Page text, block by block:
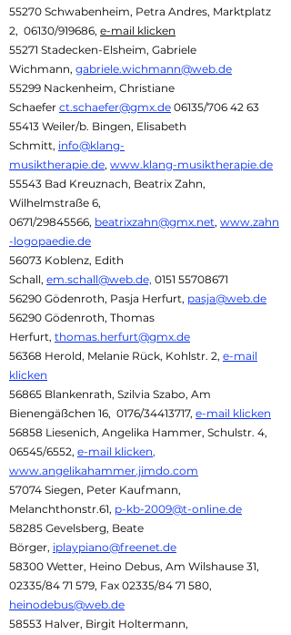
55270 Schwabenheim, Petra Andres, Marktplatz
2, 06130/919686, e-mail klicken
55271 Stadecken-Elsheim, Gabriele
Wichmann, gabriele.wichmann@web.de
55299 Nackenheim, Christiane
Schaefer ct.schaefer@gmx.de 06135/706 42 63
55413 Weiler/b. Bingen, Elisabeth
Schmitt, info@klang-
musiktherapie.de, www.klang-musiktherapie.de
55543 Bad Kreuznach, Beatrix Zahn,
Wilhelmstraße 6,
0671/29845566, beatrixzahn@gmx.net, www.zahn
-logopaedie.de
56073 Koblenz, Edith
Schall, em.schall@web.de, 0151 55708671
56290 Gödenroth, Pasja Herfurt, pasja@web.de
56290 Gödenroth, Thomas
Herfurt, thomas.herfurt@gmx.de
56368 Herold, Melanie Rück, Kohlstr. 2, e-mail
klicken
56865 Blankenrath, Szilvia Szabo, Am
Bienengäßchen 16, 0176/34413717, e-mail klicken
56858 Liesenich, Angelika Hammer, Schulstr. 4,
06545/6552, e-mail klicken,
www.angelikahammer.jimdo.com
57074 Siegen, Peter Kaufmann,
Melanchthonstr.61, p-kb-2009@t-online.de
58285 Gevelsberg, Beate
Börger, iplaypiano@freenet.de
58300 Wetter, Heino Debus, Am Wilshause 31,
02335/84 71 579, Fax 02335/84 71 580,
heinodebus@web.de
58553 Halver, Birgit Holtermann,